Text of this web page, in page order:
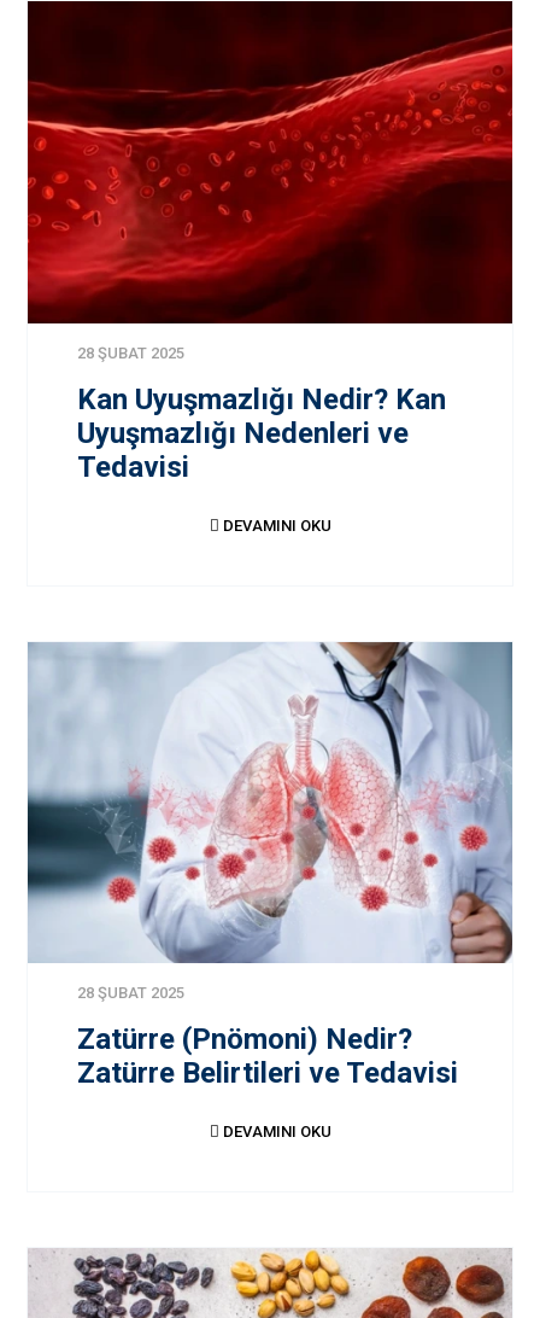
28 ŞUBAT 2025
Kan Uyuşmazlığı Nedir? Kan
Uyuşmazlığı Nedenleri ve
Tedavisi
DEVAMINI OKU
28 ŞUBAT 2025
Zatürre (Pnömoni) Nedir?
Zatürre Belirtileri ve Tedavisi
DEVAMINI OKU